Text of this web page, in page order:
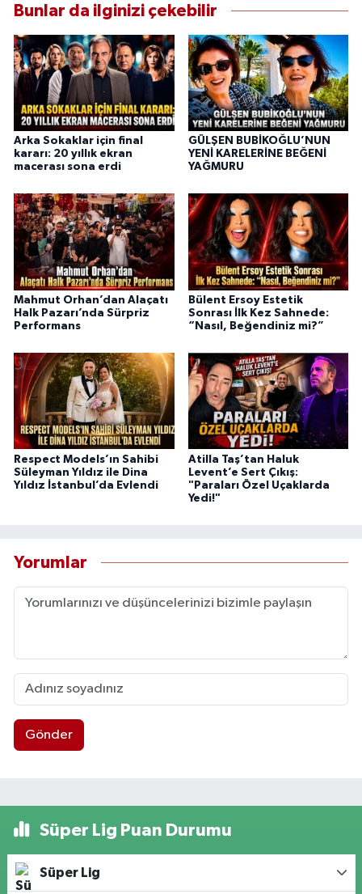
Bunlar da ilginizi çekebilir
Arka Sokaklar için final
kararı: 20 yıllık ekran
macerası sona erdi
GÜLŞEN BUBİKOĞLU’NUN
YENİ KARELERİNE BEĞENİ
YAĞMURU
Mahmut Orhan’dan Alaçatı
Halk Pazarı’nda Sürpriz
Performans
Bülent Ersoy Estetik
Sonrası İlk Kez Sahnede:
“Nasıl, Beğendiniz mi?”
Respect Models’ın Sahibi
Süleyman Yıldız ile Dina
Yıldız İstanbul’da Evlendi
Atilla Taş’tan Haluk
Levent’e Sert Çıkış:
"Paraları Özel Uçaklarda
Yedi!"
Yorumlar
Gönder
Süper Lig Puan Durumu
Süper Lig